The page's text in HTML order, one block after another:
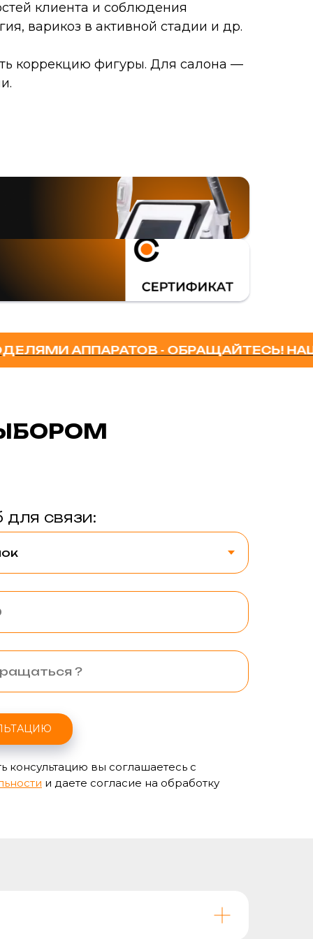
клиента и соблюдения
варикоз в активной стадии и др.
коррекцию фигуры. Для салона —
- ОБРАЩАЙТЕСЬ! НАШИ
для связи:
консультацию вы соглашаетесь с
и даете согласие на обработку